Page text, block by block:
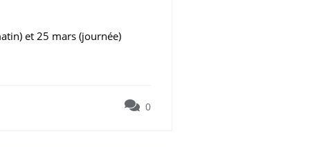
et 25 mars (journée)
0